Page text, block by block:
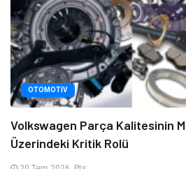
OTOMOTIV
Volkswagen Parça Kalitesinin
Üzerindeki Kritik Rolü